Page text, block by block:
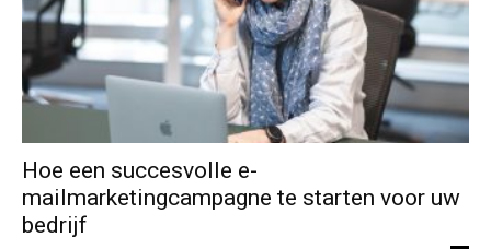
Hoe een succesvolle e-
mailmarketingcampagne te starten voor uw
bedrijf